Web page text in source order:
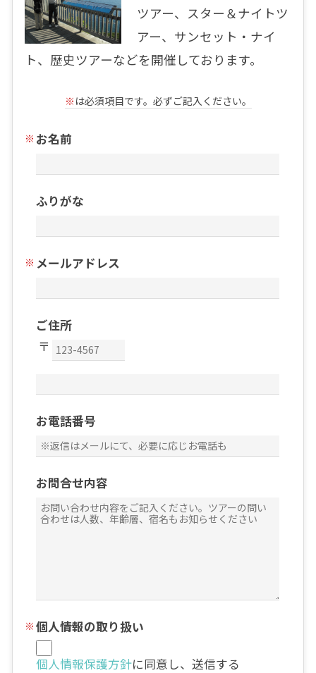
ツアー、スター＆ナイトツ
アー、サンセット・ナイ
ト、歴史ツアーなどを開催しております。
※ は必須項目です。必ずご記入ください。
お名前
ふりがな
メールアドレス
ご住所
お電話番号
お問合せ内容
個人情報の取り扱い
個人情報保護方針に同意し、送信する